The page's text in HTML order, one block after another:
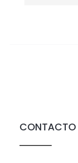
CONTACTO